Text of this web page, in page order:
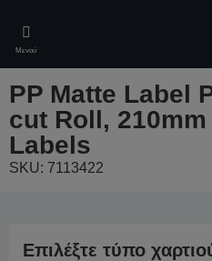
main
content
Μενού
PP Matte Label
cut Roll,
Labels
SKU: 7113422
Επιλέξτε τύπο